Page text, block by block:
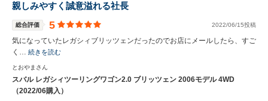
親しみやすく誠意溢れる社長
総合評価 5 2022/06/15投稿
気になっていたレガシィブリッツェンだったのでお店にメールしたら、すご
く… 続きを読む
とおやまさん
スバル レガシィツーリングワゴン2.0 ブリッツェン 2006モデル 4WD
（2022/06購入）